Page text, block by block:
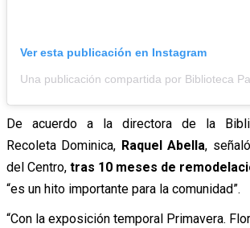
Ver esta publicación en Instagram
De acuerdo a la directora de la
Recoleta Dominica, Raquel Abella,
del Centro, tras 10 meses de
“es un hito importante para la comunidad”.
“Con la exposición temporal Primavera.